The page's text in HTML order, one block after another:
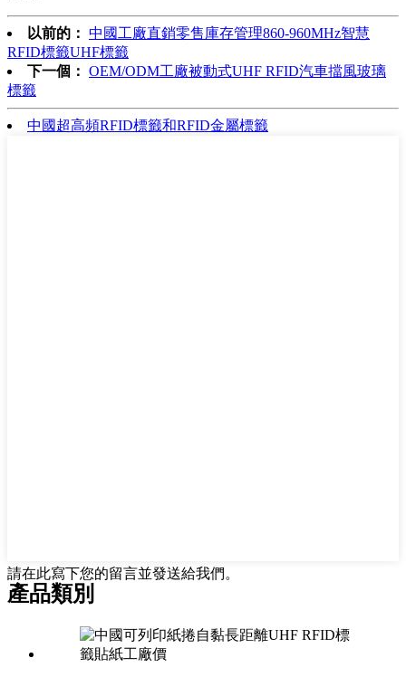
以前的： 中國工廠直銷零售庫存管理860-960MHz智慧
RFID標籤UHF標籤
下一個： OEM/ODM工廠被動式UHF RFID汽車擋風玻璃
標籤
中國超高頻RFID標籤和RFID金屬標籤
請在此寫下您的留言並發送給我們。
產品類別